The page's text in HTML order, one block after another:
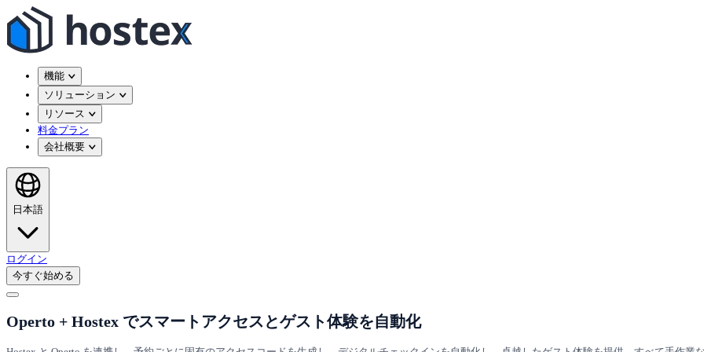
機能
ソリューション
リソース
料金プラン
会社概要
日本語
ログイン
今すぐ始める
Operto + Hostex でスマートアクセスとゲスト体験を自動化